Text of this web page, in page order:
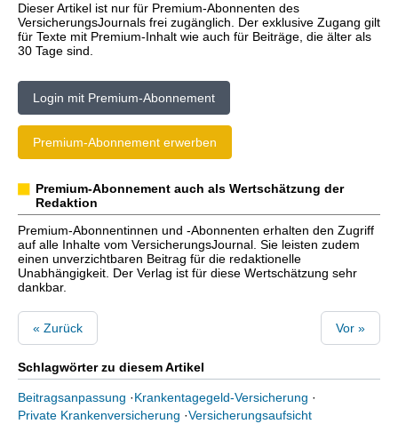
Dieser Artikel ist nur für Premium-Abonnenten des
VersicherungsJournals frei zugänglich. Der exklusive Zugang gilt
für Texte mit Premium-Inhalt wie auch für Beiträge, die älter als
30 Tage sind.
Login mit Premium-Abonnement
Premium-Abonnement erwerben
Premium-Abonnement auch als Wertschätzung der
Redaktion
Premium-Abonnentinnen und -Abonnenten erhalten den Zugriff
auf alle Inhalte vom VersicherungsJournal. Sie leisten zudem
einen unverzichtbaren Beitrag für die redaktionelle
Unabhängigkeit. Der Verlag ist für diese Wertschätzung sehr
dankbar.
« Zurück Vor »
Schlagwörter zu diesem Artikel
Beitragsanpassung ·Krankentagegeld-Versicherung ·
Private Krankenversicherung ·Versicherungsaufsicht